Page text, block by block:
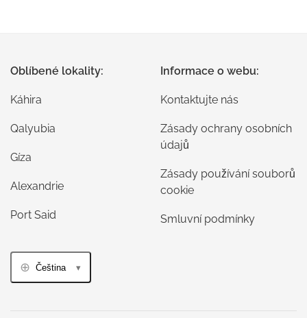
Oblíbené lokality:
Káhira
Qalyubia
Gíza
Alexandrie
Port Said
Informace o webu:
Kontaktujte nás
Zásady ochrany osobních
údajů
Zásady používání souborů
cookie
Smluvní podmínky
Čeština